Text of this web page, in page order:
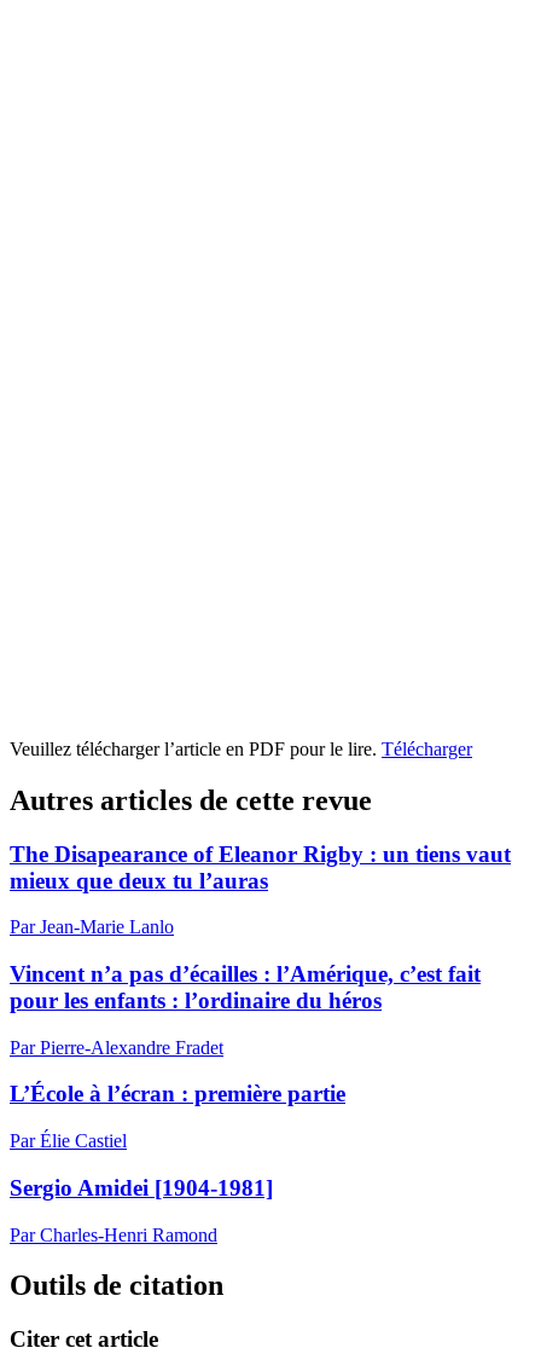
Veuillez télécharger l’article en PDF pour le lire. Télécharger
Autres articles de cette revue
The Disapearance of Eleanor Rigby : un tiens vaut
mieux que deux tu l’auras
Par Jean-Marie Lanlo
Vincent n’a pas d’écailles : l’Amérique, c’est fait
pour les enfants : l’ordinaire du héros
Par Pierre-Alexandre Fradet
L’École à l’écran : première partie
Par Élie Castiel
Sergio Amidei [1904-1981]
Par Charles-Henri Ramond
Outils de citation
Citer cet article